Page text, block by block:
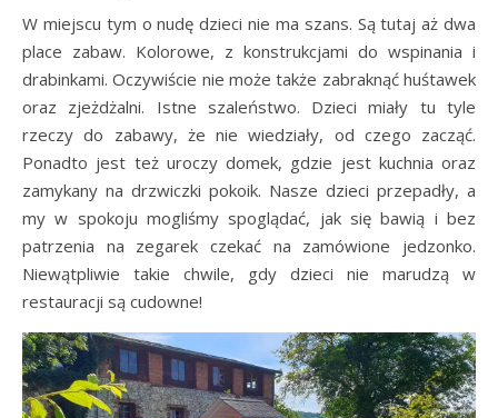
W miejscu tym o nudę dzieci nie ma szans. Są tutaj aż dwa
place zabaw. Kolorowe, z konstrukcjami do wspinania i
drabinkami. Oczywiście nie może także zabraknąć huśtawek
oraz zjeżdżalni. Istne szaleństwo. Dzieci miały tu tyle
rzeczy do zabawy, że nie wiedziały, od czego zacząć.
Ponadto jest też uroczy domek, gdzie jest kuchnia oraz
zamykany na drzwiczki pokoik. Nasze dzieci przepadły, a
my w spokoju mogliśmy spoglądać, jak się bawią i bez
patrzenia na zegarek czekać na zamówione jedzonko.
Niewątpliwie takie chwile, gdy dzieci nie marudzą w
restauracji są cudowne!